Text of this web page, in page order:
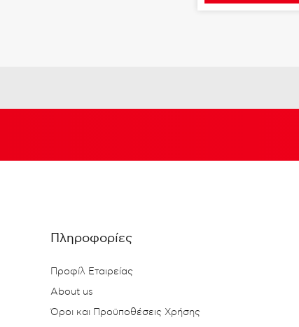
Πληροφορίες
Προφίλ Εταιρείας
About us
Όροι και Προϋποθέσεις Χρήσης